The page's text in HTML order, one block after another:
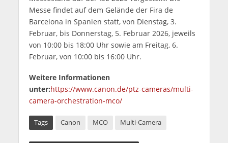
Messe findet auf dem Gelände der Fira de
Barcelona in Spanien statt, von Dienstag, 3.
Februar, bis Donnerstag, 5. Februar 2026, jeweils
von 10:00 bis 18:00 Uhr sowie am Freitag, 6.
Februar, von 10:00 bis 16:00 Uhr.
Weitere Informationen
unter:https://www.canon.de/ptz-cameras/multi-
camera-orchestration-mco/
Tags Canon MCO Multi-Camera